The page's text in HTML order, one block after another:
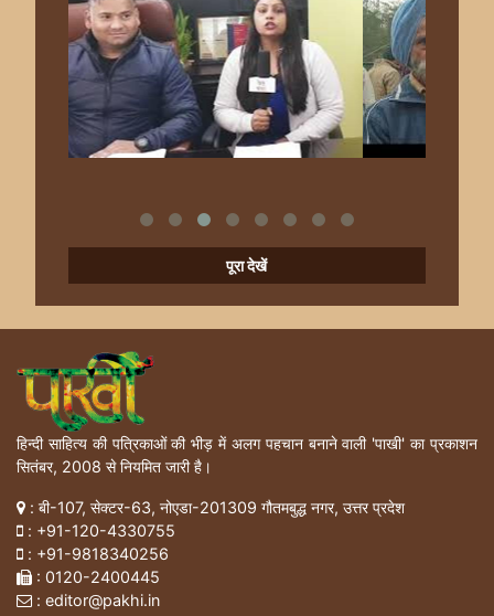
पूरा देखें
हिन्दी साहित्य की पत्रिकाओं की भीड़ में अलग पहचान बनाने वाली 'पाखी' का प्रकाशन
सितंबर, 2008 से नियमित जारी है।
: बी-107, सेक्टर-63, नोएडा-201309 गौतमबुद्ध नगर, उत्तर प्रदेश
: +91-120-4330755
: +91-9818340256
: 0120-2400445
: editor@pakhi.in